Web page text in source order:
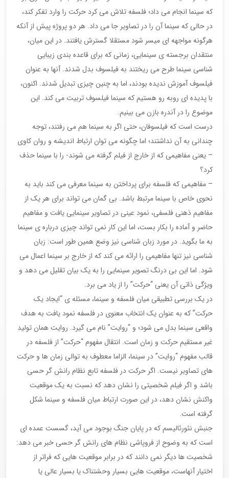
که سینما انجام می داد؛ فلسفه تلاش می کرد حرکت را وارد تفکر کند،
در حالی که سینما آن را در تصاویر جا می داد. هر دو پروژه پیش از آنکه
هرگونه مواجهه ای میسر شود مستقلا گسترش یافتند. در این میان،
منتقدان برجسته ی سینمایی، زمانی که برای قاعده بندی زیبایی
شناسی سینما طرح می ریختند به فیلسوف بدل شدند. آنها به عنوان
فیلسوف آموزش ندیده بودند، اما به چنین چیزی تبدیل شدند. اکنون،
با پدیده ای روبه رو هستیم که سینما فیلسوف تربیت می کند. این
موضوع را در آندره بازن می بینیم.
درست است که فیلسوفان، حتی اگر به سینما هم می رفتند، توجه
چندانی به آن نداشتند؛ اما چگونه می توان ارتباط اندیشه و روان کاوی
– یعنی مفاهیمی که از خارج از فیلم گرفته می شوند- را با سینما حذف
کرد؟
– مفاهیمی که فلسفه برای پرداختن به سینما معرفی می کند باید به
نحوی خاص با سینما مرتبط باشد. بی گمان می تواند برای هر یک از
مفاهیم ذهنی فلسفی، نمود عینی در تصاویر سینمایی یافت و مفاهیم
حاضر و آماده را بکار بست، اما این کار نمی تواند چیزی درباره ی سینما
به ما بگوید. در مورد زبان شناسی نیز وضع همین طور است: زبان
شناسی نیز تنها مفاهیمی را ارائه می کند که از خارج بر سینما اعمال می
شود. اما این بی درنگ تصویر سینمایی را به یک بیان تقلیل می دهد و
ویژگی ذاتی آن یعنی “حرکت” را از یاد می برد.
در یک بررسی تطبیقی میان فلسفه و سینما، مسئله ی “ایجاد یک
حرکت” که به عنوان یک انتخاب معنوی در فلسفه نمود یافت به هدف
واقعی سینما بدل می شود؛ و “روایت” نام می گیرد. روایت همان تولید
غیر مستقیم حرکت و زمان است. انتقال مفهوم “حرکت” از فلسفه در
قالب مفهوم “روایت” در سینما، الزاما معطوف به توالی زمان ها و حرکت
های تصاویر نیست. اگر حرکت در فلسفه تابع نظام رانش گر حسی
باشد و اگر فیلم شخصیتی را نشان دهد که نسبت به یک موقعیت
واکنش نشان دهد، در این صورت ارتباط میان فلسفه و سینما شکل
گرفته است.
جنبش نئورئالیسم که در پایان جنگ بوجود می آید، گسست عمده ای
است که به وضوح از فروپاشی نظام های رانش گر حسی خبر می دهد:
شخصیت ها دیگر نمی دانند که در برابر موقعیت هایی که فراتر از
اختیار آنهاست، موقعیت هایی بسیار وحشتناک یا بسیار عالی یا